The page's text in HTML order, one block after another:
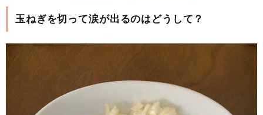
玉ねぎを切って涙が出るのはどうして？